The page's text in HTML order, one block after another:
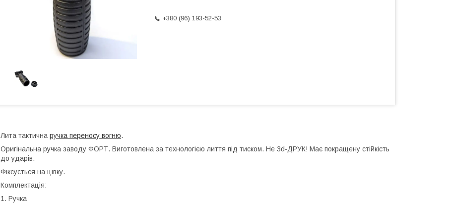
+380 (96) 193-52-53
Лита тактична ручка переносу вогню.
Оригінальна ручка заводу ФОРТ. Виготовлена за технологією лиття під тиском. Не 3d-ДРУК! Має покращену стійкість
до ударів.
Фіксується на цівку.
Комплектація:
1. Ручка